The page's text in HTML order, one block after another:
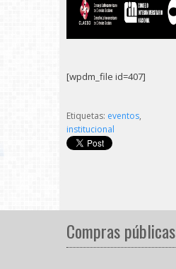
[wpdm_file id=407]
Etiquetas: eventos,
institucional
Compras públicas